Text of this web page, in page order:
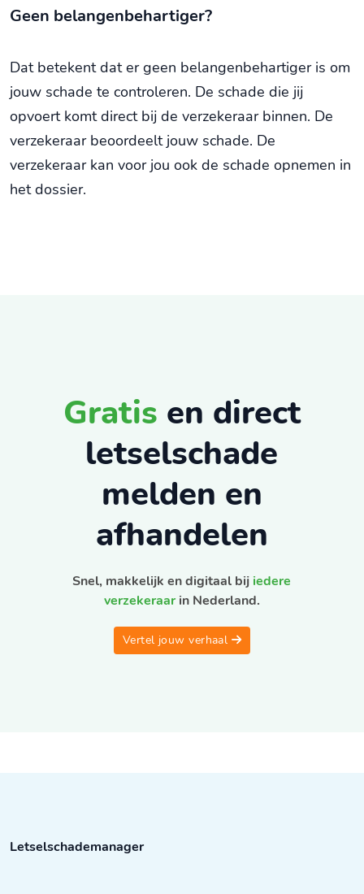
Geen belangenbehartiger?
Dat betekent dat er geen belangenbehartiger is om
jouw schade te controleren. De schade die jij
opvoert komt direct bij de verzekeraar binnen. De
verzekeraar beoordeelt jouw schade. De
verzekeraar kan voor jou ook de schade opnemen in
het dossier.
Gratis en direct
letselschade
melden en
afhandelen
Snel, makkelijk en digitaal bij iedere
verzekeraarin Nederland.
Vertel jouw verhaal
Letselschademanager